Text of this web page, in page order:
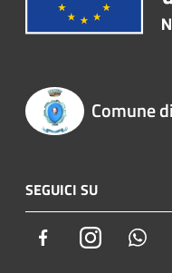
Comune
SEGUICI SU
FacebookInstagram